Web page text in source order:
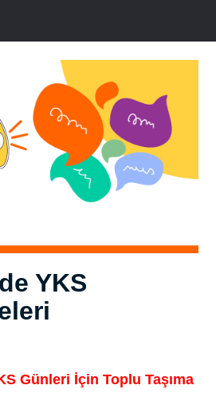
YKS
Günleri İçin Toplu Taşıma